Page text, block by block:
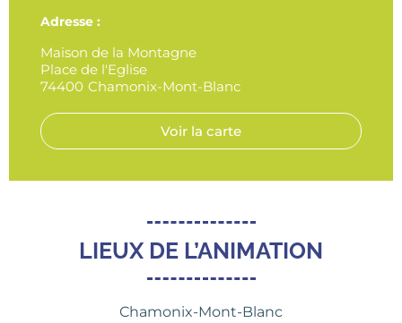
Adresse :
Maison de la Montagne
Place de l'Eglise
74400 Chamonix-Mont-Blanc
Voir la carte
LIEUX DE L’ANIMATION
Chamonix-Mont-Blanc